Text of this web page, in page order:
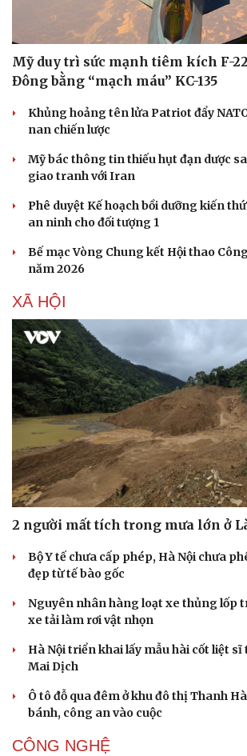
Sức khỏe
Dinh dưỡng - món ngon
Cây thuốc
Sản phụ khoa
Nhi khoa
Nam khoa
Làm đẹp - giảm cân
Phòng mạch online
Ăn sạch sống khỏe
Đời sống
Nhà đẹp
Blog
Tình yêu -
Mỹ duy trì sức mạnh tiêm kích F-
Đông bằng “mạch máu” KC-135
Khủng hoảng tên lửa Patriot đẩy
nan chiến lược
Mỹ bác thông tin thiếu hụt đạn dược
giao tranh với Iran
Phê duyệt Kế hoạch bồi dưỡng kiến
an ninh cho đối tượng 1
Bế mạc Vòng Chung kết Hội thao
năm 2026
XÃ HỘI
2 người mất tích trong mưa lớn ở
Bộ Y tế chưa cấp phép, Hà Nội chưa
đẹp từ tế bào gốc
Nguyên nhân hàng loạt xe thủng lốp
xe tải làm rơi vật nhọn
Hà Nội triển khai lấy mẫu hài cốt liệt
Mai Dịch
Ô tô đỗ qua đêm ở khu đô thị Thanh
bánh, công an vào cuộc
CÔNG NGHỆ